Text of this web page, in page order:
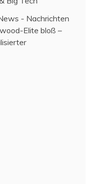
- Nachrichten
Elite bloß –